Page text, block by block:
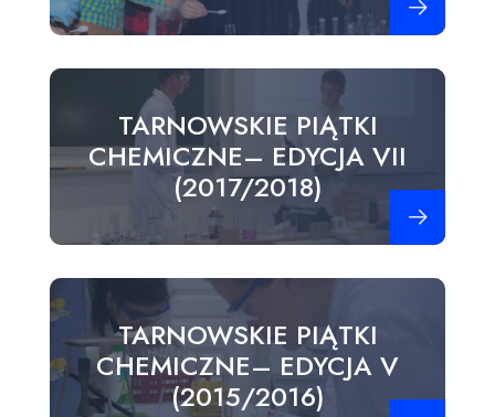
TARNOWSKIE PIĄTKI
CHEMICZNE– EDYCJA VII
(2017/2018)
TARNOWSKIE PIĄTKI
CHEMICZNE– EDYCJA V
(2015/2016)